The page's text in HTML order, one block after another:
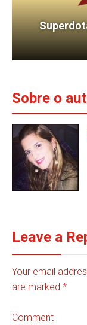
Sobre o
Leave a
Your email
are marked *
Comment